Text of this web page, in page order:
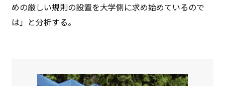
めの厳しい規則の設置を大学側に求め始めているので
は」と分析する。